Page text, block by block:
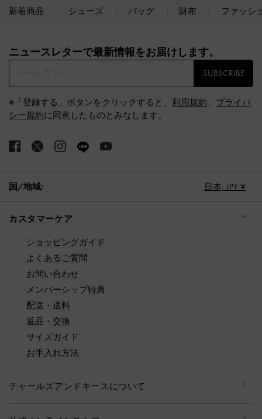
新着商品 シューズ バッグ 財布 ファッシ
ニュースレターで最新情報をお届けします。​
SUBSCRIBE
※「登録する」ボタンをクリックすると、 利用規約、 プライバ
シー規約に同意したものとみなします。
国/地域: 日本, JPY ¥
カスタマーケア
ショッピングガイド
よくあるご質問
お問い合わせ
メンバーシップ特典
配送・送料
返品・交換
サイズガイド
お手入れ方法
チャールズアンドキースについて